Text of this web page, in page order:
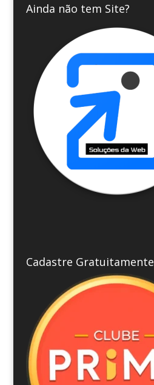
Ainda não tem Site?
Cadastre Gratuitamente